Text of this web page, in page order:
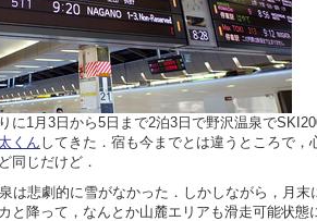
に1月3日から5日まで2泊3日で野沢温泉で
くん してきた．宿も今までとは違うところで，
同じだけど．
は悲劇的に雪がなかった．しかしながら，月末
と降って，なんとか山麓エリアも滑走可能状態